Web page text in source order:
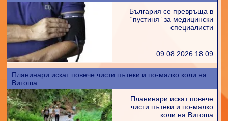
България се превръща в
“пустиня” за медицински
специалисти
09.08.2026 18:09
Планинари искат повече чисти пътеки и по-малко коли на
Витоша
Планинари искат повече
чисти пътеки и по-малко
коли на Витоша